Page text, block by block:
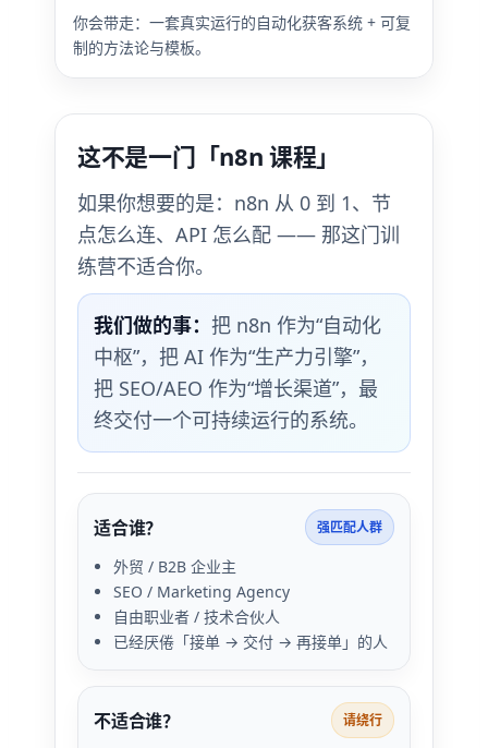
你会带走：一套真实运行的自动化获客系统 + 可复
制的方法论与模板。
这不是一门「n8n 课程」
如果你想要的是：n8n 从 0 到 1、节
点怎么连、API 怎么配 —— 那这门训
练营不适合你。
我们做的事： 把 n8n 作为“自动化
中枢”，把 AI 作为“生产力引擎”，
把 SEO/AEO 作为“增长渠道”，最
终交付一个可持续运行的系统。
适合谁？ 强匹配人群
外贸 / B2B 企业主
SEO / Marketing Agency
自由职业者 / 技术合伙人
已经厌倦「接单 → 交付 → 再接单」的人
不适合谁？ 请绕行